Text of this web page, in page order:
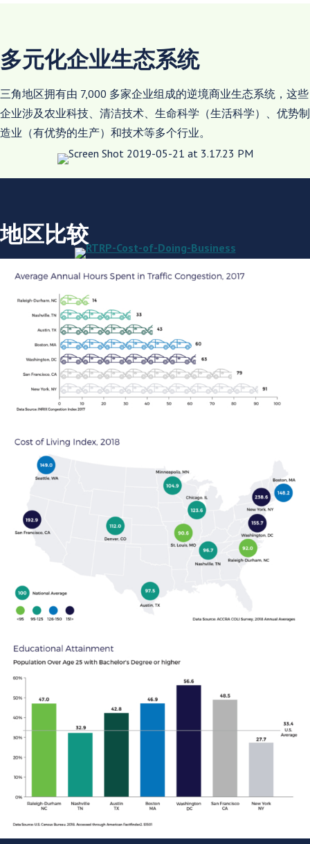
多元化企业生态系统
三角地区拥有由 7,000 多家企业组成的逆境商业生态系统，这些
企业涉及农业科技、清洁技术、生命科学（生活科学）、优势制
造业（有优势的生产）和技术等多个行业。
地区比较